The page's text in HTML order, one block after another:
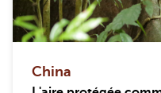
China